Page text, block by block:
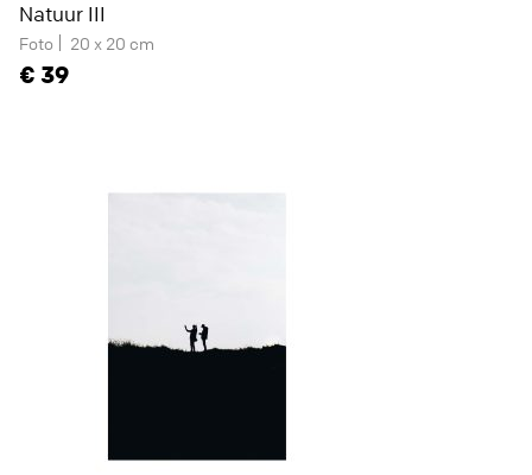
Natuur III
Foto 20 x 20 cm
39